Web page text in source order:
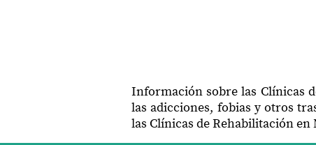
Información sobre las Clínicas
las adicciones, fobias y otros
las Clínicas de Rehabilitación